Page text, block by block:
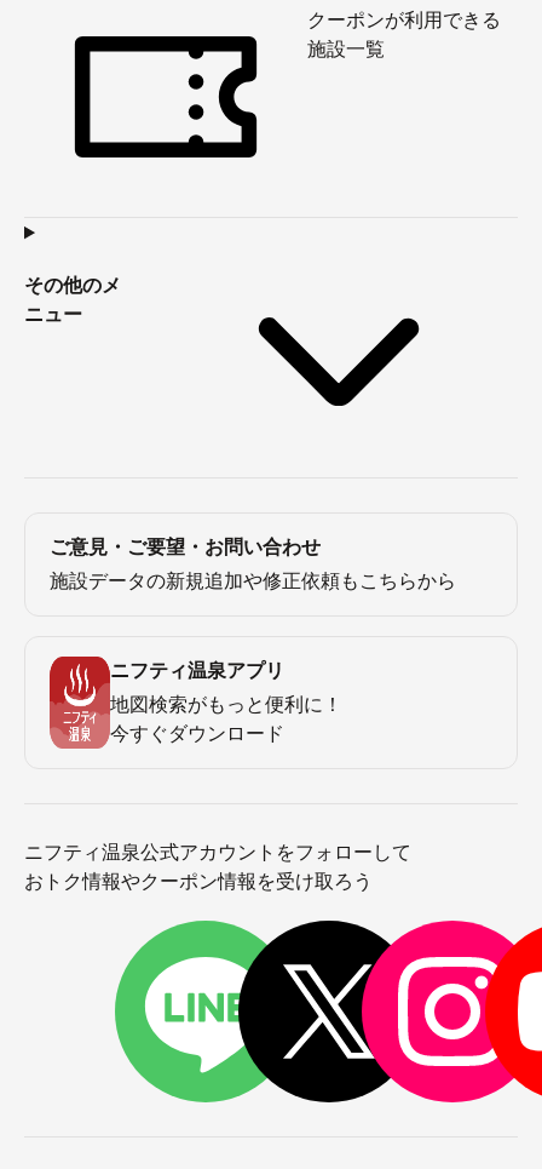
クーポンが利用できる
施設一覧
その他のメ
ニュー
ご意見・ご要望・お問い合わせ
施設データの新規追加や修正依頼もこちらから
ニフティ温泉アプリ
地図検索がもっと便利に！
今すぐダウンロード
ニフティ温泉公式アカウントをフォローして
おトク情報やクーポン情報を受け取ろう